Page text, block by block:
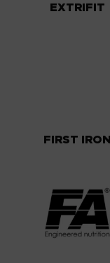
EXTRIFIT
FIRST IRON